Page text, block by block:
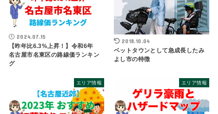
2024.07.15
【昨年比6.3%上昇！】令和6年
名古屋市名東区の路線価ランキン
グ
2018.10.04
ベットタウンとして急成長したみ
よし市の特徴
エリア情報 エリア情報